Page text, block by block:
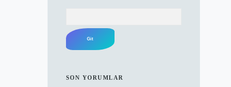
SON YORUMLAR